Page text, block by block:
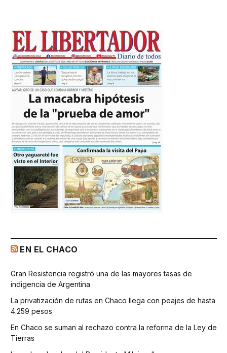
EN EL CHACO
Gran Resistencia registró una de las mayores tasas de
indigencia de Argentina
La privatización de rutas en Chaco llega con peajes de hasta
4.259 pesos
En Chaco se suman al rechazo contra la reforma de la Ley de
Tierras